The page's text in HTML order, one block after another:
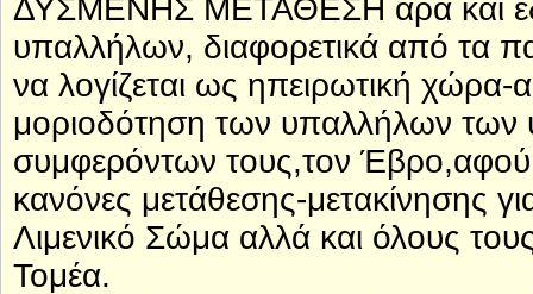
ΔΥΣΜΕΝΗΣ ΜΕΤΑΘΕΣΗ άρα και
υπαλλήλων, διαφορετικά από τα
να λογίζεται ως ηπειρωτική
μοριοδότηση των υπαλλήλων
συμφερόντων τους,τον Έβρο,αφού
κανόνες μετάθεσης-μετακίνησης
Λιμενικό Σώμα αλλά και όλους
Τομέα.